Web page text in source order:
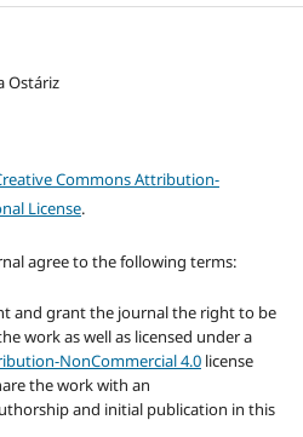
Ostáriz
Commons Attribution-
License.
agree to the following terms:
and grant the journal the right to be
work as well as licensed under a
NonCommercial 4.0license
the work with an
and initial publication in this